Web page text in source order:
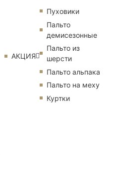
АКЦИЯ
Пуховики
Пальто
демисезонные
Пальто из
шерсти
Пальто альпака
Пальто на меху
Куртки